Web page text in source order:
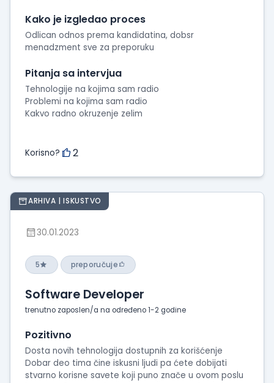
Kako je izgledao proces
Odlican odnos prema kandidatina, dobsr
menadzment sve za preporuku
Pitanja sa intervjua
Tehnologije na kojima sam radio
Problemi na kojima sam radio
Kakvo radno okruzenje zelim
Korisno? 2
ARHIVA | ISKUSTVO
30.01.2023
5 preporučuje
Software Developer
trenutno zaposlen/a na određeno 1-2 godine
Pozitivno
Dosta novih tehnologija dostupnih za korišćenje
Dobar deo tima čine iskusni ljudi pa ćete dobijati
stvarno korisne savete koji puno znače u ovom poslu